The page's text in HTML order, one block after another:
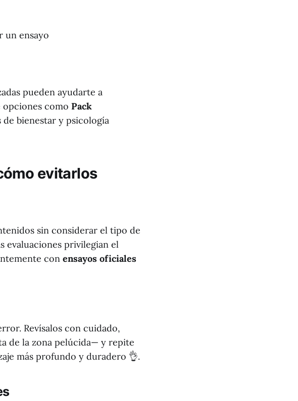
un ensayo
pueden ayudarte a
como Pack
de bienestar y psicología
evitarlos
sin considerar el tipo de
evaluaciones privilegian el
con ensayos oficiales
Revísalos con cuidado,
de la zona pelúcida— y repite
más profundo y duradero 👌.